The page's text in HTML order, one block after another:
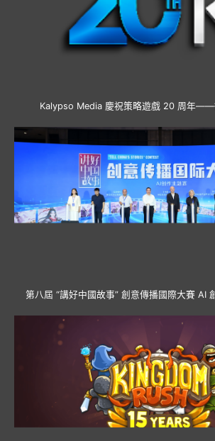
Kalypso Media 慶祝策略遊戲 20 周年——
第八屆 “講好中國故事” 創意傳播國際大賽 AI